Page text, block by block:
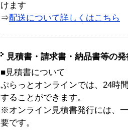
けます
⇒配送について詳しくはこちら
見積書・請求書・納品書等の
■見積書について
ぷらっとオンラインでは、24時
することができます。
※オンライン見積書発行には、
要です。